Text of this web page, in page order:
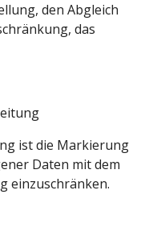
den Abgleich
das
ist die Markierung
Daten mit dem
einzuschränken.